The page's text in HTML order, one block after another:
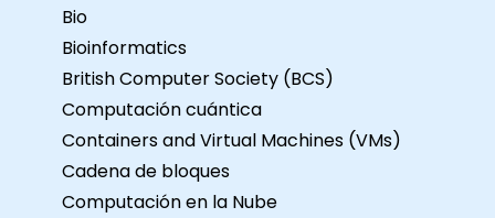
Bio
Bioinformatics
British Computer Society (BCS)
Computación cuántica
Containers and Virtual Machines (VMs)
Cadena de bloques
Computación en la Nube